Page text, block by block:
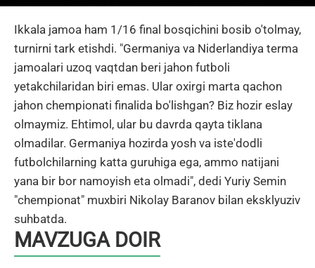
Ikkala jamoa ham 1/16 final bosqichini bosib o'tolmay,
turnirni tark etishdi. "Germaniya va Niderlandiya terma
jamoalari uzoq vaqtdan beri jahon futboli
yetakchilaridan biri emas. Ular oxirgi marta qachon
jahon chempionati finalida bo'lishgan? Biz hozir eslay
olmaymiz. Ehtimol, ular bu davrda qayta tiklana
olmadilar. Germaniya hozirda yosh va iste'dodli
futbolchilarning katta guruhiga ega, ammo natijani
yana bir bor namoyish eta olmadi", dedi Yuriy Semin
"chempionat" muxbiri Nikolay Baranov bilan eksklyuziv
suhbatda.
MAVZUGA DOIR